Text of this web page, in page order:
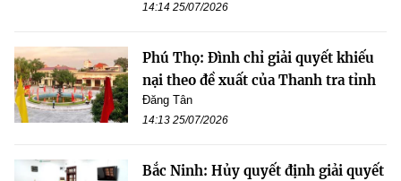
14:14 25/07/2026
Phú Thọ: Đình chỉ giải quyết khiếu
nại theo đề xuất của Thanh tra tỉnh
Đăng Tân
14:13 25/07/2026
Bắc Ninh: Hủy quyết định giải quyết